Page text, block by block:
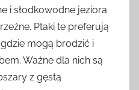
i słodkowodne jeziora
Ptaki te preferują
mogą brodzić i
Ważne dla nich są
z gęstą